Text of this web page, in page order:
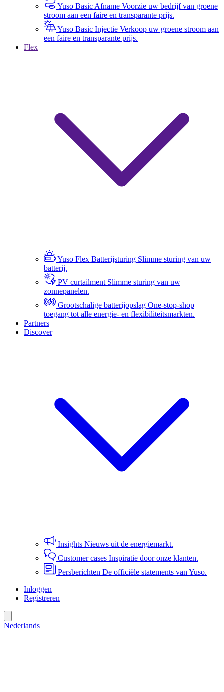
Yuso Basic Afname Voorzie uw bedrijf van groene
stroom aan een faire en transparante prijs.
Yuso Basic Injectie Verkoop uw groene stroom aan
een faire en transparante prijs.
Flex
Yuso Flex Batterijsturing Slimme sturing van uw
batterij.
PV curtailment Slimme sturing van uw
zonnepanelen.
Grootschalige batterijopslag One-stop-shop
toegang tot alle energie- en flexibiliteitsmarkten.
Partners
Discover
Insights Nieuws uit de energiemarkt.
Customer cases Inspiratie door onze klanten.
Persberichten De officiële statements van Yuso.
Inloggen
Registreren
Nederlands